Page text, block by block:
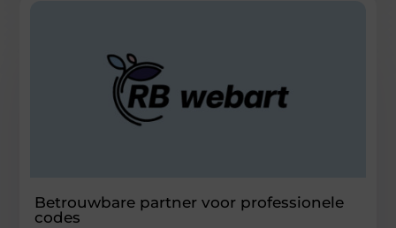
Betrouwbare partner voor professionele
codes